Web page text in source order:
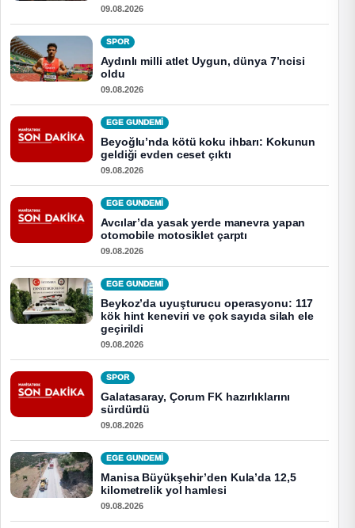
09.08.2026
SPOR
Aydınlı milli atlet Uygun, dünya 7’ncisi
oldu
09.08.2026
EGE GUNDEMİ
Beyoğlu’nda kötü koku ihbarı: Kokunun
geldiği evden ceset çıktı
09.08.2026
EGE GUNDEMİ
Avcılar’da yasak yerde manevra yapan
otomobile motosiklet çarptı
09.08.2026
EGE GUNDEMİ
Beykoz’da uyuşturucu operasyonu: 117
kök hint keneviri ve çok sayıda silah ele
geçirildi
09.08.2026
SPOR
Galatasaray, Çorum FK hazırlıklarını
sürdürdü
09.08.2026
EGE GUNDEMİ
Manisa Büyükşehir’den Kula’da 12,5
kilometrelik yol hamlesi
09.08.2026